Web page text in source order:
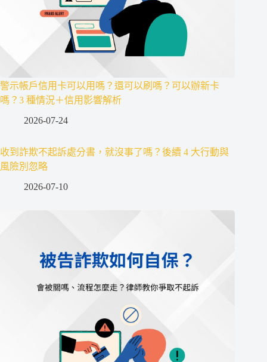
警示帳戶信用卡可以用嗎？還可以刷嗎？可以辦新卡
嗎？3 種情況＋信用影響解析
2026-07-24
收到詐欺不起訴處分書，就沒事了嗎？後續 4 大行動與
風險別忽略
2026-07-10